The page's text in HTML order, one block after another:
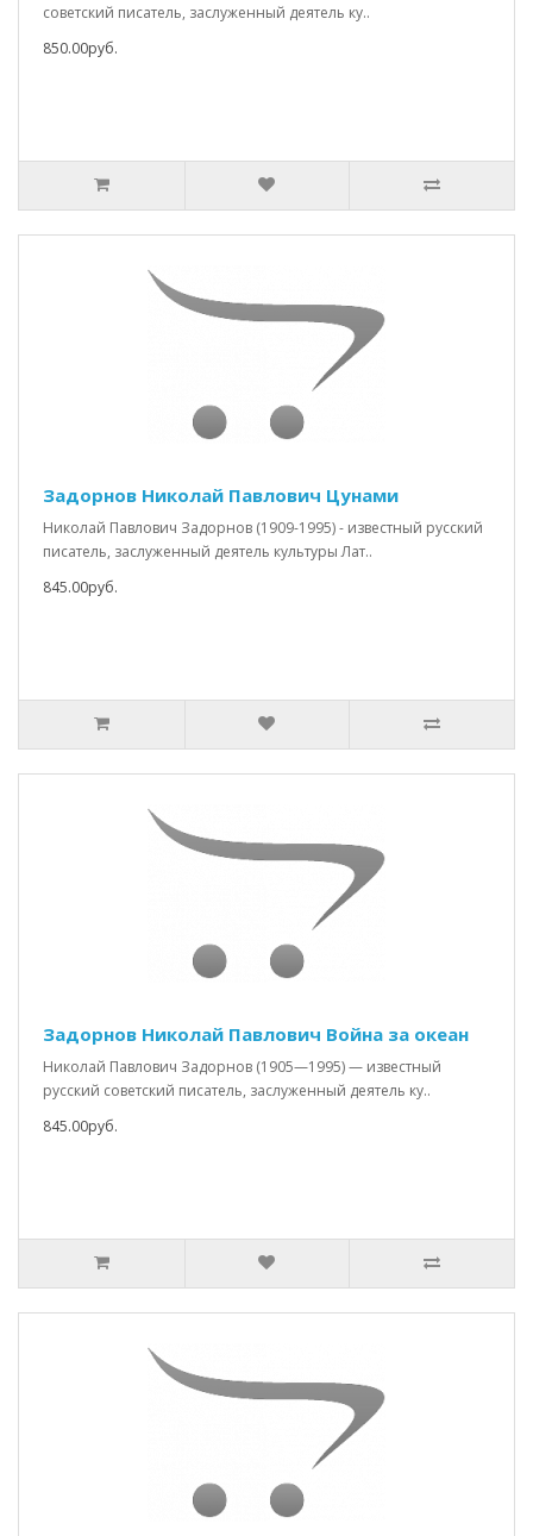
советский писатель, заслуженный деятель ку..
850.00руб.
Задорнов Николай Павлович Цунами
Николай Павлович Задорнов (1909-1995) - известный русский
писатель, заслуженный деятель культуры Лат..
845.00руб.
Задорнов Николай Павлович Война за океан
Николай Павлович Задорнов (1905—1995) — известный
русский советский писатель, заслуженный деятель ку..
845.00руб.